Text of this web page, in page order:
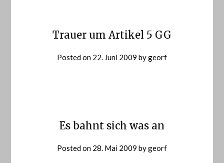
Trauer um Artikel 5 GG
Posted on 22. Juni 2009 bygeorf
Es bahnt sich was an
Posted on 28. Mai 2009 bygeorf